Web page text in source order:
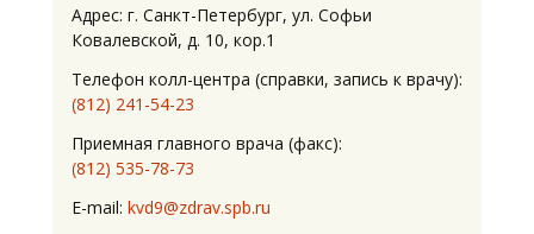
Адрес: г. Санкт-Петербург, ул. Софьи
Ковалевской, д. 10, кор.1
Телефон колл-центра (справки, запись к врачу):
(812) 241-54-23
Приемная главного врача (факс):
(812) 535-78-73
E-mail: kvd9@zdrav.spb.ru